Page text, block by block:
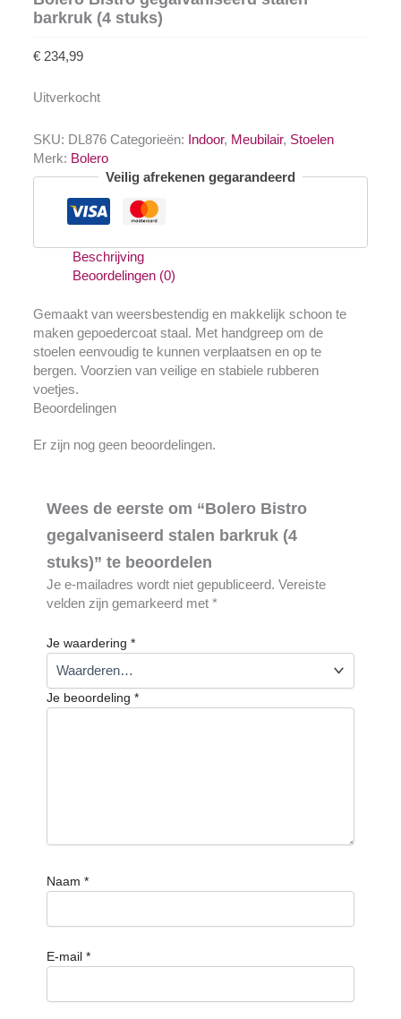
barkruk (4 stuks)
€ 234,99
Uitverkocht
SKU: DL876 Categorieën: Indoor, Meubilair, Stoelen
Merk: Bolero
Veilig afrekenen gegarandeerd
Beschrijving
Beoordelingen (0)
Gemaakt van weersbestendig en makkelijk schoon te
maken gepoedercoat staal. Met handgreep om de
stoelen eenvoudig te kunnen verplaatsen en op te
bergen. Voorzien van veilige en stabiele rubberen
voetjes.
Beoordelingen
Er zijn nog geen beoordelingen.
Wees de eerste om “Bolero Bistro
gegalvaniseerd stalen barkruk (4
stuks)” te beoordelen
Je e-mailadres wordt niet gepubliceerd. Vereiste
velden zijn gemarkeerd met *
Je waardering *
Je beoordeling *
Naam *
E-mail *